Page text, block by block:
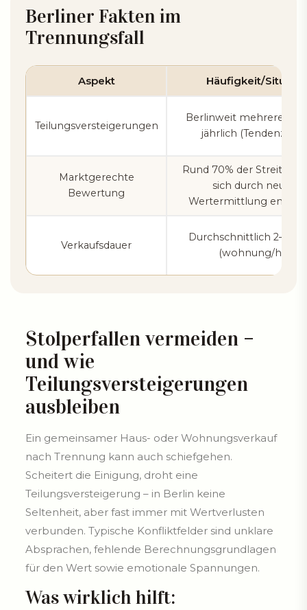
Berliner Fakten im
Trennungsfall
Aspekt Häufigkeit/
Teilungsversteigerungen
Berlinweit mehrere
jährlich (Tendenz
Marktgerechte
Bewertung
Rund 70% der Streitfälle
sich durch neutrale
Wertermittlung
Verkaufsdauer
Durchschnittlich 2–6
(wohnung/haus)
Stolperfallen vermeiden –
und wie
Teilungsversteigerungen
ausbleiben
Ein gemeinsamer Haus- oder Wohnungsverkauf
nach Trennung kann auch schiefgehen.
Scheitert die Einigung, droht eine
Teilungsversteigerung – in Berlin keine
Seltenheit, aber fast immer mit Wertverlusten
verbunden. Typische Konfliktfelder sind unklare
Absprachen, fehlende Berechnungsgrundlagen
für den Wert sowie emotionale Spannungen.
Was wirklich hilft: